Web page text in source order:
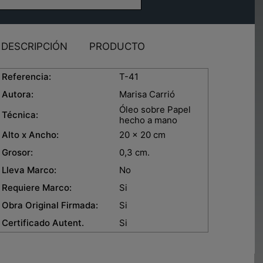
DESCRIPCIÓN PRODUCTO
T-41
Autora:
Marisa Carrió
Técnica:
Óleo sobre Papel
hecho a mano
x Ancho:
20 x 20 cm
0,3 cm.
Marco:
No
Marco:
Si
Original Firmada:
Si
Autent.
Si